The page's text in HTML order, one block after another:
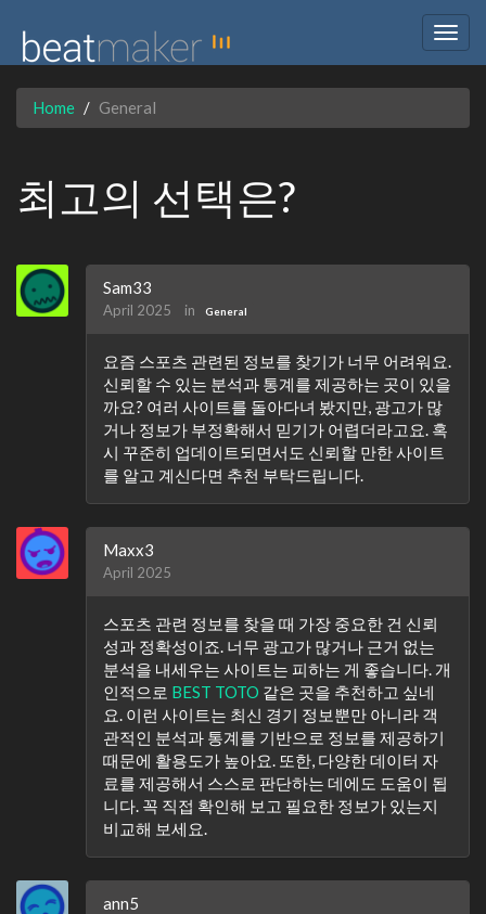
Home General
최고의 선택은?
Sam33
April 2025 in General
요즘 스포츠 관련된 정보를 찾기가 너무 어려워요.
신뢰할 수 있는 분석과 통계를 제공하는 곳이 있을
까요? 여러 사이트를 돌아다녀 봤지만, 광고가 많
거나 정보가 부정확해서 믿기가 어렵더라고요. 혹
시 꾸준히 업데이트되면서도 신뢰할 만한 사이트
를 알고 계신다면 추천 부탁드립니다.
Maxx3
April 2025
스포츠 관련 정보를 찾을 때 가장 중요한 건 신뢰
성과 정확성이죠. 너무 광고가 많거나 근거 없는
분석을 내세우는 사이트는 피하는 게 좋습니다. 개
인적으로 BEST TOTO 같은 곳을 추천하고 싶네
요. 이런 사이트는 최신 경기 정보뿐만 아니라 객
관적인 분석과 통계를 기반으로 정보를 제공하기
때문에 활용도가 높아요. 또한, 다양한 데이터 자
료를 제공해서 스스로 판단하는 데에도 도움이 됩
니다. 꼭 직접 확인해 보고 필요한 정보가 있는지
비교해 보세요.
ann5